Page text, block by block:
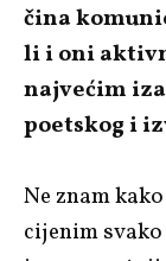
čina
li i oni
najvećim
poetskog i
Ne znam
cijenim